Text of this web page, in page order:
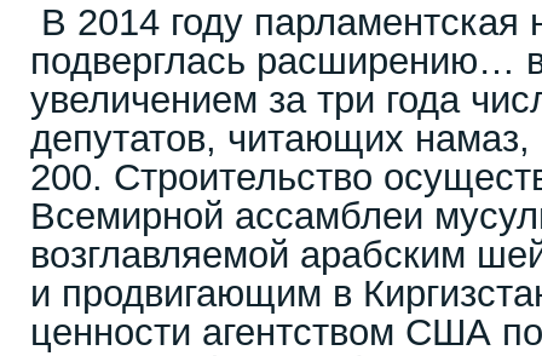
В 2014 году парламентская
подверглась расширению…
увеличением за три года
депутатов, читающих намаз,
200. Строительство
Всемирной ассамблеи
возглавляемой арабским
и продвигающим в
ценности агентством США